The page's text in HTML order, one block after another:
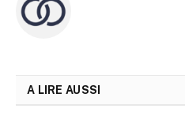
A LIRE AUSSI